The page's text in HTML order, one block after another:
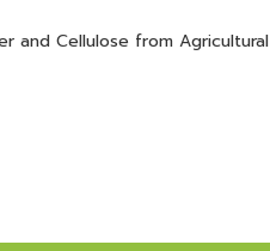
and Cellulose from Agricultural